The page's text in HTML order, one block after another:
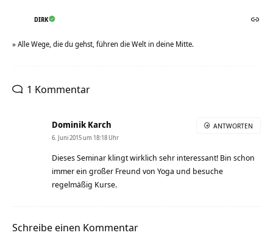
DIRK
» Alle Wege, die du gehst, führen die Welt in deine Mitte.
1 Kommentar
Dominik Karch
6. Juni 2015 um 18:18 Uhr
Dieses Seminar klingt wirklich sehr interessant! Bin schon
immer ein großer Freund von Yoga und besuche
regelmäßig Kurse.
ANTWORTEN
Schreibe einen Kommentar